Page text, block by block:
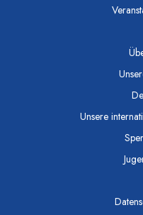
Unsere